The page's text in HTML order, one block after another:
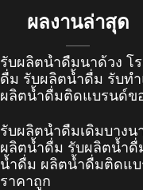
ผลงานล่าสุด
รับผลิตน้ำดื่มนาด้วง โ
ดื่ม รับผลิตน้ำดื่ม รับท
ผลิตน้ำดื่มติดแบรนด์ข
รับผลิตน้ำดื่มเดิมบางน
ผลิตน้ำดื่ม รับผลิตน้ำดื่
น้ำดื่ม ผลิตน้ำดื่มติดแ
ราคาถูก